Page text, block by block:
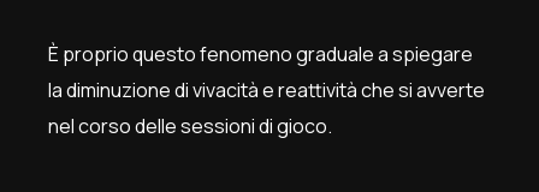
È proprio questo fenomeno graduale a spiegare
la diminuzione di vivacità e reattività che si avverte
nel corso delle sessioni di gioco.